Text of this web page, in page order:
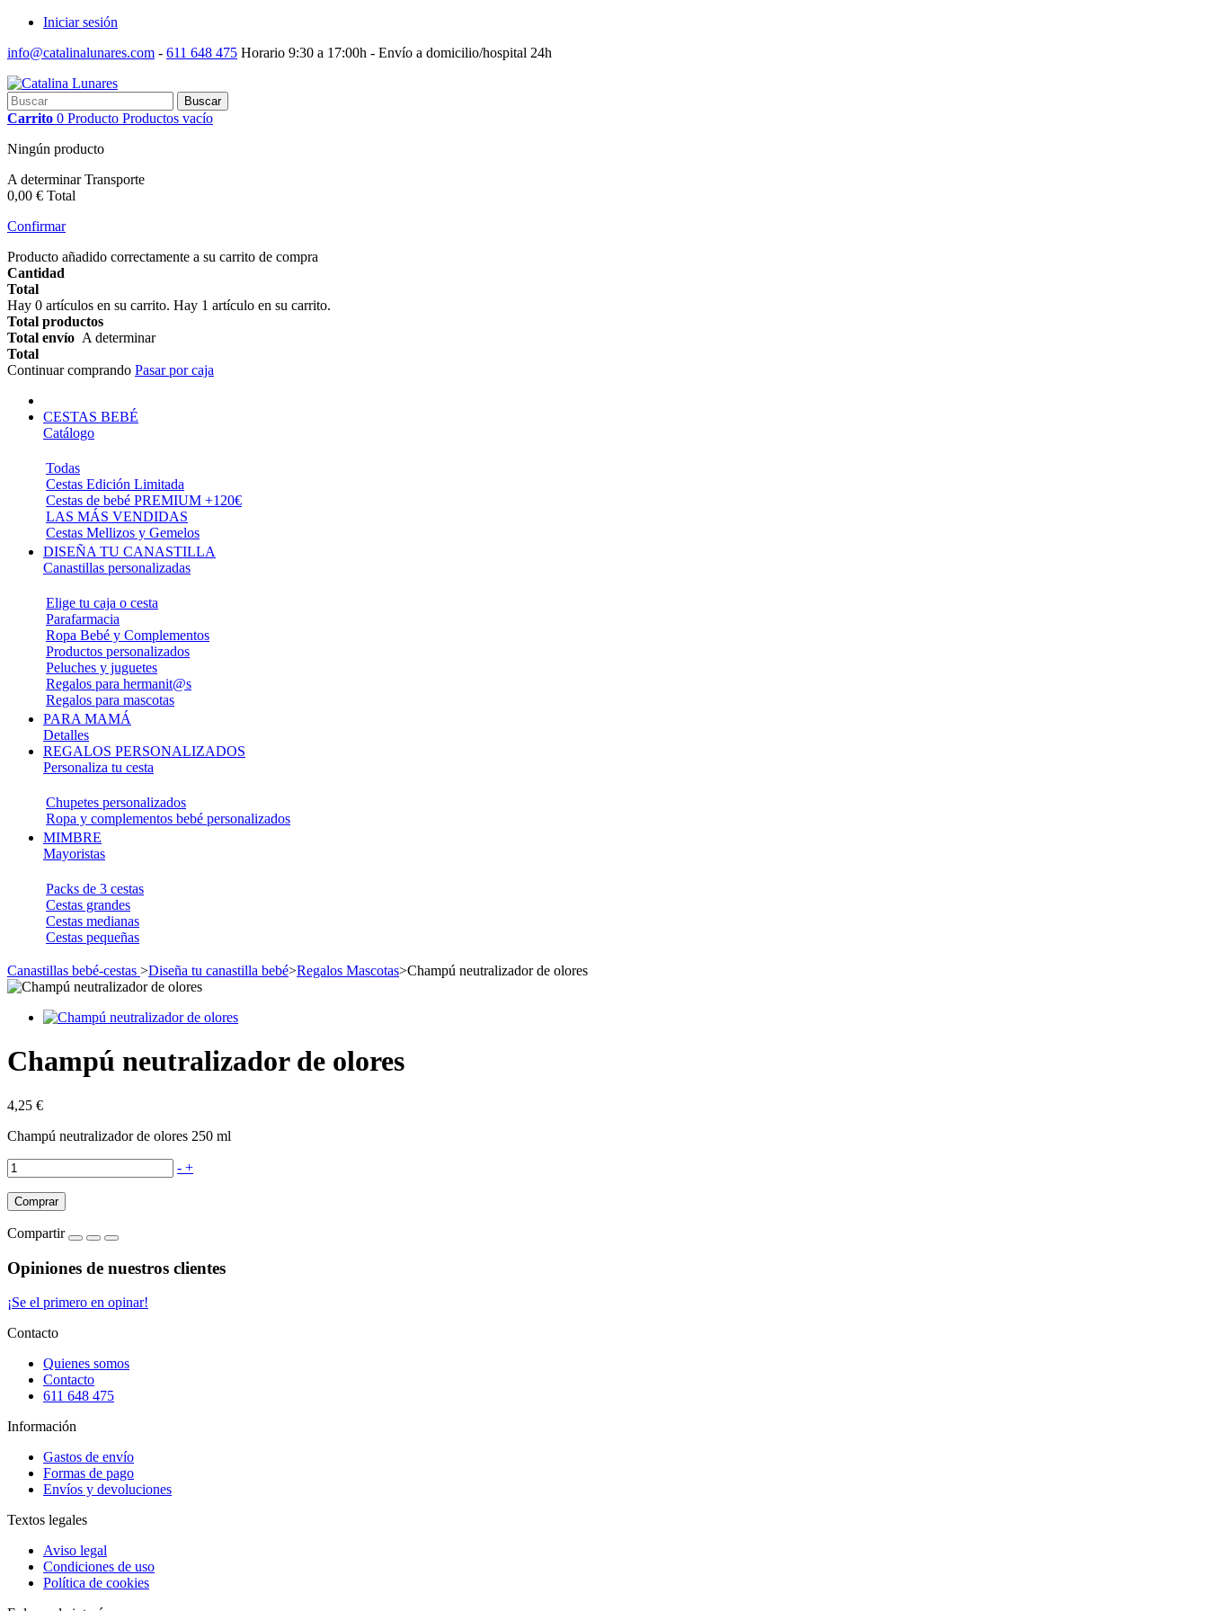
Iniciar sesión
info@catalinalunares.com - 611 648 475 Horario 9:30 a 17:00h - Envío a domicilio/hospital 24h
Buscar
Carrito 0 Producto Productos vacío
Ningún producto
A determinarTransporte
0,00 € Total
Confirmar
Producto añadido correctamente a su carrito de compra
Cantidad
Total
Hay 0 artículos en su carrito. Hay 1 artículo en su carrito.
Total productos
Total envío A determinar
Total
Continuar comprando Pasar por caja
CESTAS BEBÉ
Catálogo
Todas
Cestas Edición Limitada
Cestas de bebé PREMIUM +120€
LAS MÁS VENDIDAS
Cestas Mellizos y Gemelos
DISEÑA TU CANASTILLA
Canastillas personalizadas
Elige tu caja o cesta
Parafarmacia
Ropa Bebé y Complementos
Productos personalizados
Peluches y juguetes
Regalos para hermanit@s
Regalos para mascotas
PARA MAMÁ
Detalles
REGALOS PERSONALIZADOS
Personaliza tu cesta
Chupetes personalizados
Ropa y complementos bebé personalizados
MIMBRE
Mayoristas
Packs de 3 cestas
Cestas grandes
Cestas medianas
Cestas pequeñas
Canastillas bebé-cestas >Diseña tu canastilla bebé>Regalos Mascotas>Champú neutralizador de olores
Champú neutralizador de olores
4,25 €
Champú neutralizador de olores 250 ml
- +
Comprar
Compartir
Opiniones de nuestros clientes
¡Se el primero en opinar!
Contacto
Quienes somos
Contacto
611 648 475
Información
Gastos de envío
Formas de pago
Envíos y devoluciones
Textos legales
Aviso legal
Condiciones de uso
Política de cookies